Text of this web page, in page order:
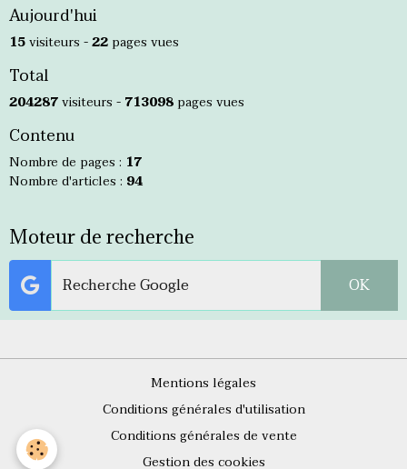
Aujourd'hui
15visiteurs -22 pages vues
Total
204287visiteurs - 713098 pages vues
Contenu
Nombre de pages : 17
Nombre d'articles : 94
Moteur de recherche
OK
Mentions légales
Conditions générales d'utilisation
Conditions générales de vente
Gestion des cookies